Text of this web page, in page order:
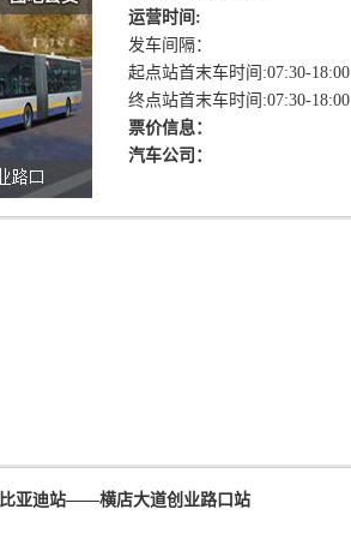
运营时间:
发车间隔：
起点站首末车时间:07:30-18:00
终点站首末车时间:07:30-18:00
票价信息：
汽车公司：
亚迪站——横店大道创业路口站